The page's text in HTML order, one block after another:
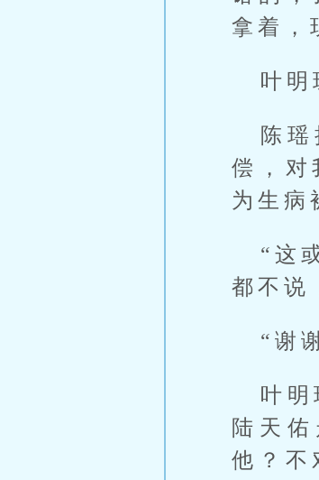
拿着，
叶明
陈
偿，对
为生病
“这
都不说
“谢
叶明
陆天
他？不